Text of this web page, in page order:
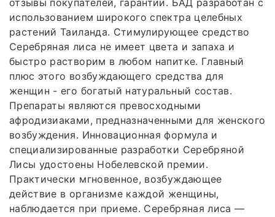
отзывы покупателей, гарантии. БАД разработан с
использованием широкого спектра целебных
растений Таиланда. Стимулирующее средство
Серебряная лиса не имеет цвета и запаха и
быстро растворим в любом напитке. Главный
плюс этого возбуждающего средства для
женщин - его богатый натуральный состав.
Препараты являются превосходными
афродизиаками, предназначенными для женского
возбуждения. Инновационная формула и
специализированные разработки Серебряной
Лисы удостоены Нобелевской премии.
Практически мгновенное, возбуждающее
действие в организме каждой женщины,
наблюдается при приеме. Серебряная лиса —